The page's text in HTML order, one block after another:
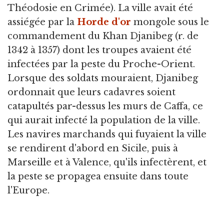
Théodosie en Crimée). La ville avait été
assiégée par la Horde d'or mongole sous le
commandement du Khan Djanibeg (r. de
1342 à 1357) dont les troupes avaient été
infectées par la peste du Proche-Orient.
Lorsque des soldats mouraient, Djanibeg
ordonnait que leurs cadavres soient
catapultés par-dessus les murs de Caffa, ce
qui aurait infecté la population de la ville.
Les navires marchands qui fuyaient la ville
se rendirent d'abord en Sicile, puis à
Marseille et à Valence, qu'ils infectèrent, et
la peste se propagea ensuite dans toute
l'Europe.